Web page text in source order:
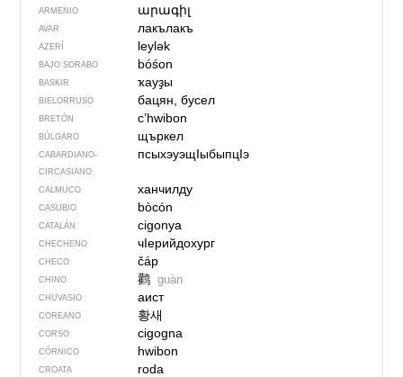
ARMENIO արագիլ
AVAR лакълакъ
AZERÍ leylək
BAJO SORABO bóśon
BASKIR ҡауҙы
BIELORRUSO бацян, бусел
BRETÓN c’hwibon
BÚLGARO щъркел
CABARDIANO-
CIRCASIANO
псыхэуэщIыбыпцIэ
CALMUCO ханчилду
CASUBIO bòcón
CATALÁN cigonya
CHECHENO чIерийдохург
CHECO čáp
CHINO 鹳 guàn
CHUVASIO аист
COREANO 황새
CORSO cigogna
CÓRNICO hwibon
CROATA roda